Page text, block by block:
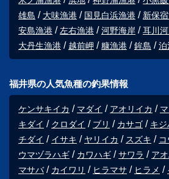
雄島
大味漁港 国見白浜漁港 新保
安島漁港
左右漁港 河野海岸 耳川
大丹生漁港
越前岬 糠漁港 鉾島 泊
福井県の人気魚種の釣果情報
ケンサキイカ マダイ アオリイカ
キダイ
クロダイ ブリ カサゴ キジ
チダイ
イサキ ヤリイカ スズキ
ウマヅラハギ
カワハギ サワラ ア
マサバ
カイワリ ヒラマサ ヒラメ